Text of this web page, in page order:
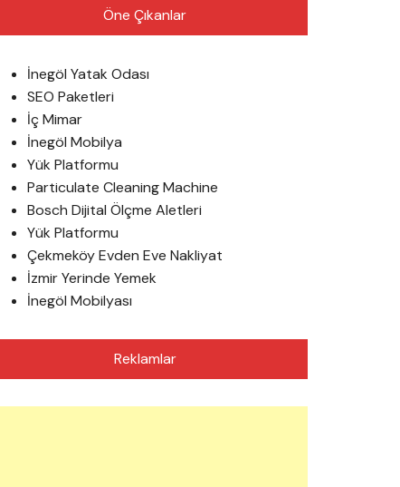
Öne Çıkanlar
İnegöl Yatak Odası
SEO Paketleri
İç Mimar
İnegöl Mobilya
Yük Platformu
Particulate Cleaning Machine
Bosch Dijital Ölçme Aletleri
Yük Platformu
Çekmeköy Evden Eve Nakliyat
İzmir Yerinde Yemek
İnegöl Mobilyası
Reklamlar